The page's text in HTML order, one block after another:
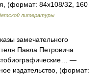
(формат: 84x108/32, 160
литературы
замечательного
Павла Петровича
—
издательство, (формат: